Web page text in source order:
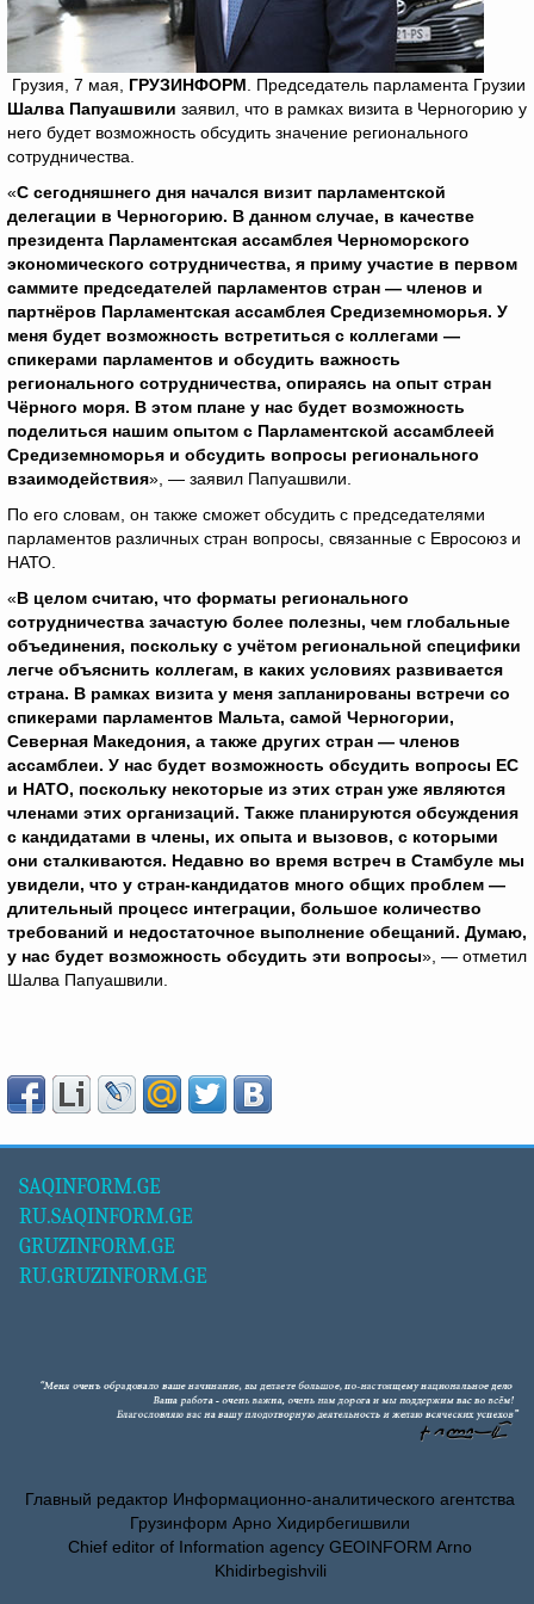
Грузия, 7 мая, ГРУЗИНФОРМ . Председатель парламента Грузии
Шалва Папуашвили заявил, что в рамках визита в Черногорию у
него будет возможность обсудить значение регионального
сотрудничества.
«С сегодняшнего дня начался визит парламентской
делегации в Черногорию. В данном случае, в качестве
президента Парламентская ассамблея Черноморского
экономического сотрудничества, я приму участие в первом
саммите председателей парламентов стран — членов и
партнёров Парламентская ассамблея Средиземноморья. У
меня будет возможность встретиться с коллегами —
спикерами парламентов и обсудить важность
регионального сотрудничества, опираясь на опыт стран
Чёрного моря. В этом плане у нас будет возможность
поделиться нашим опытом с Парламентской ассамблеей
Средиземноморья и обсудить вопросы регионального
взаимодействия», — заявил Папуашвили.
По его словам, он также сможет обсудить с председателями
парламентов различных стран вопросы, связанные с Евросоюз и
НАТО.
«В целом считаю, что форматы регионального
сотрудничества зачастую более полезны, чем глобальные
объединения, поскольку с учётом региональной специфики
легче объяснить коллегам, в каких условиях развивается
страна. В рамках визита у меня запланированы встречи со
спикерами парламентов Мальта, самой Черногории,
Северная Македония, а также других стран — членов
ассамблеи. У нас будет возможность обсудить вопросы ЕС
и НАТО, поскольку некоторые из этих стран уже являются
членами этих организаций. Также планируются обсуждения
с кандидатами в члены, их опыта и вызовов, с которыми
они сталкиваются. Недавно во время встреч в Стамбуле мы
увидели, что у стран-кандидатов много общих проблем —
длительный процесс интеграции, большое количество
требований и недостаточное выполнение обещаний. Думаю,
у нас будет возможность обсудить эти вопросы», — отметил
Шалва Папуашвили.
SAQINFORM.GE
RU.SAQINFORM.GE
GRUZINFORM.GE
RU.GRUZINFORM.GE
Главный редактор Информационно-аналитического агентства
Грузинформ Арно Хидирбегишвили
Chief editor of Information agency GEOINFORM Arno
Khidirbegishvili